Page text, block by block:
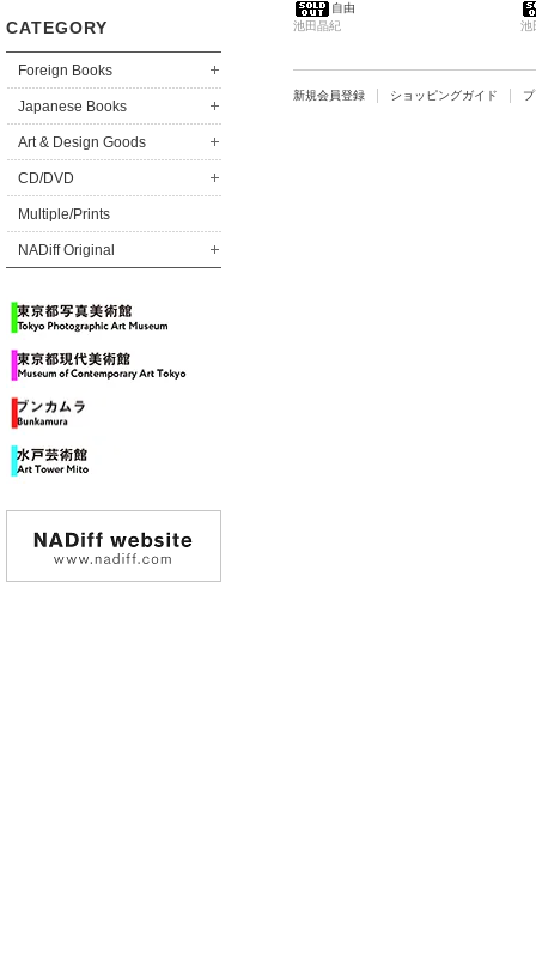
CATEGORY
Foreign Books
Japanese Books
Art & Design Goods
CD/DVD
Multiple/Prints
NADiff Original
自由
池田晶紀
池
新規会員登録 ショッピングガイド